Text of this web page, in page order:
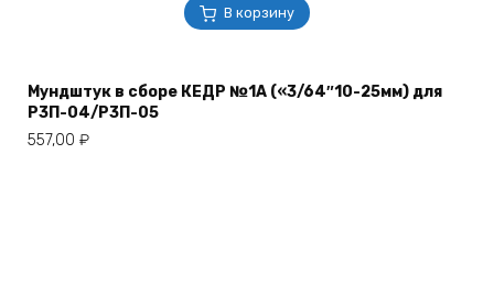
В корзину
Мундштук в сборе КЕДР №1А («3/64″10-25мм) для
Р3П-04/Р3П-05
557,00 ₽